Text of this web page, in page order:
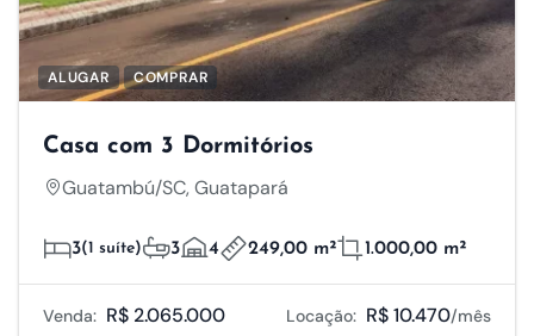
ALUGAR COMPRAR
Casa com 3 Dormitórios
Guatambú/SC, Guatapará
3(1 suíte) 3 4 249,00 m² 1.000,00 m²
Venda: R$ 2.065.000 Locação: R$ 10.470/mês